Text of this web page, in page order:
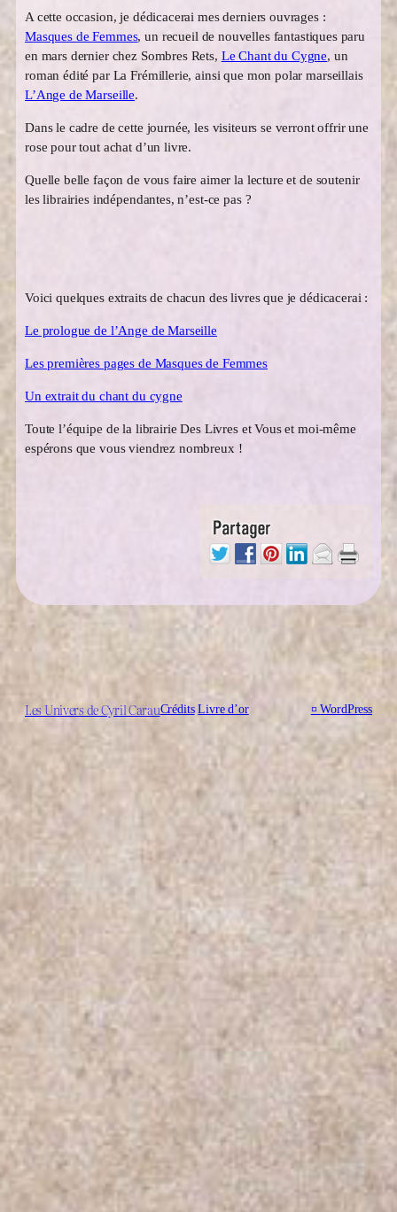
A cette occasion, je dédicacerai mes derniers ouvrages :
Masques de Femmes, un recueil de nouvelles fantastiques paru
en mars dernier chez Sombres Rets, Le Chant du Cygne, un
roman édité par La Frémillerie, ainsi que mon polar marseillais
L’Ange de Marseille.
Dans le cadre de cette journée, les visiteurs se verront offrir une
rose pour tout achat d’un livre.
Quelle belle façon de vous faire aimer la lecture et de soutenir
les librairies indépendantes, n’est-ce pas ?
Voici quelques extraits de chacun des livres que je dédicacerai :
Le prologue de l’Ange de Marseille
Les premières pages de Masques de Femmes
Un extrait du chant du cygne
Toute l’équipe de la librairie Des Livres et Vous et moi-même
espérons que vous viendrez nombreux !
Les Univers de Cyril CarauCrédits Livre d’or ¤WordPress